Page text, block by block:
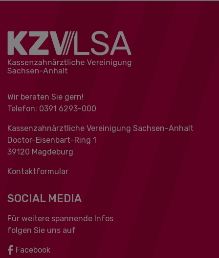
Wir beraten Sie gern!
Telefon: 0391 ‍6293-000
Kassenzahnärztliche Vereinigung Sachsen-Anhalt
Doctor-Eisenbart-Ring 1
39120 Magdeburg
Kontaktformular
SOCIAL MEDIA
Für weitere spannende Infos
folgen Sie uns auf
Facebook